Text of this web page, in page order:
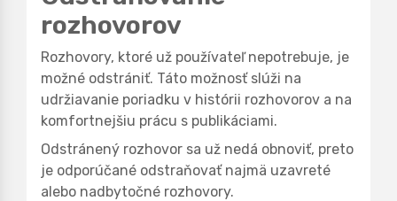
rozhovorov
Rozhovory, ktoré už používateľ nepotrebuje, je
možné odstrániť. Táto možnosť slúži na
udržiavanie poriadku v histórii rozhovorov a na
komfortnejšiu prácu s publikáciami.
Odstránený rozhovor sa už nedá obnoviť, preto
je odporúčané odstraňovať najmä uzavreté
alebo nadbytočné rozhovory.